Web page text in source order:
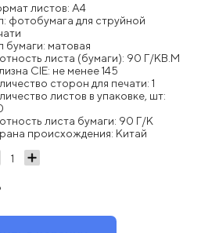
листов: А4
фотобумага для струйной
бумаги: матовая
листа (бумаги): 90 Г/КВ.М
CIE: не менее 145
сторон для печати: 1
листов в упаковке, шт:
листа бумаги: 90 Г/К
происхождения: Китай